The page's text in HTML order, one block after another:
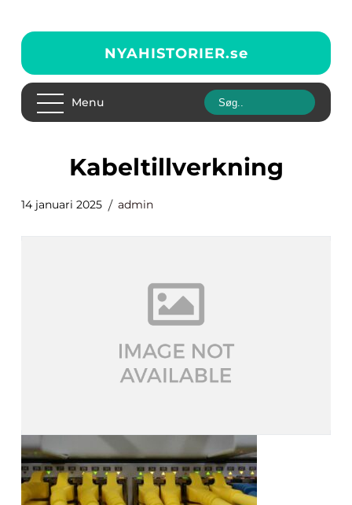
NYAHISTORIER.se
Menu
Kabeltillverkning
14 januari 2025 admin